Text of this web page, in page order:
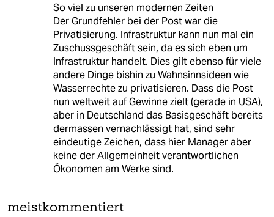
So viel zu unseren modernen Zeiten
Der Grundfehler bei der Post war die
Privatisierung. Infrastruktur kann nun mal ein
Zuschussgeschäft sein, da es sich eben um
Infrastruktur handelt. Dies gilt ebenso für viele
andere Dinge bishin zu Wahnsinnsideen wie
Wasserrechte zu privatisieren. Dass die Post
nun weltweit auf Gewinne zielt (gerade in USA),
aber in Deutschland das Basisgeschäft bereits
dermassen vernachlässigt hat, sind sehr
eindeutige Zeichen, dass hier Manager aber
keine der Allgemeinheit verantwortlichen
Ökonomen am Werke sind.
meistkommentiert